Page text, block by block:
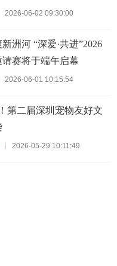
2026-06-02 09:30:00
洲河 “深爱·共进”2026
赛将于端午启幕
2026-06-01 10:15:54
第二届深圳宠物友好文
2026-05-29 10:11:49